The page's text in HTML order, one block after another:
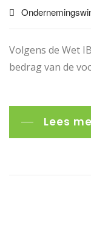
Volgens de Wet
bedrag van de
Lees